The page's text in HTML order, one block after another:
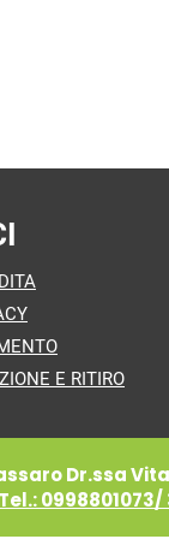
E RITIRO
Dr.ssa Vita
Tel.: